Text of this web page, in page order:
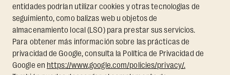
entidades podrían utilizar cookies y otras tecnologías de
seguimiento, como balizas web u objetos de
almacenamiento local (LSO) para prestar sus servicios.
Para obtener más información sobre las prácticas de
privacidad de Google, consulta la Política de Privacidad de
Google en https://www.google.com/policies/privacy/.